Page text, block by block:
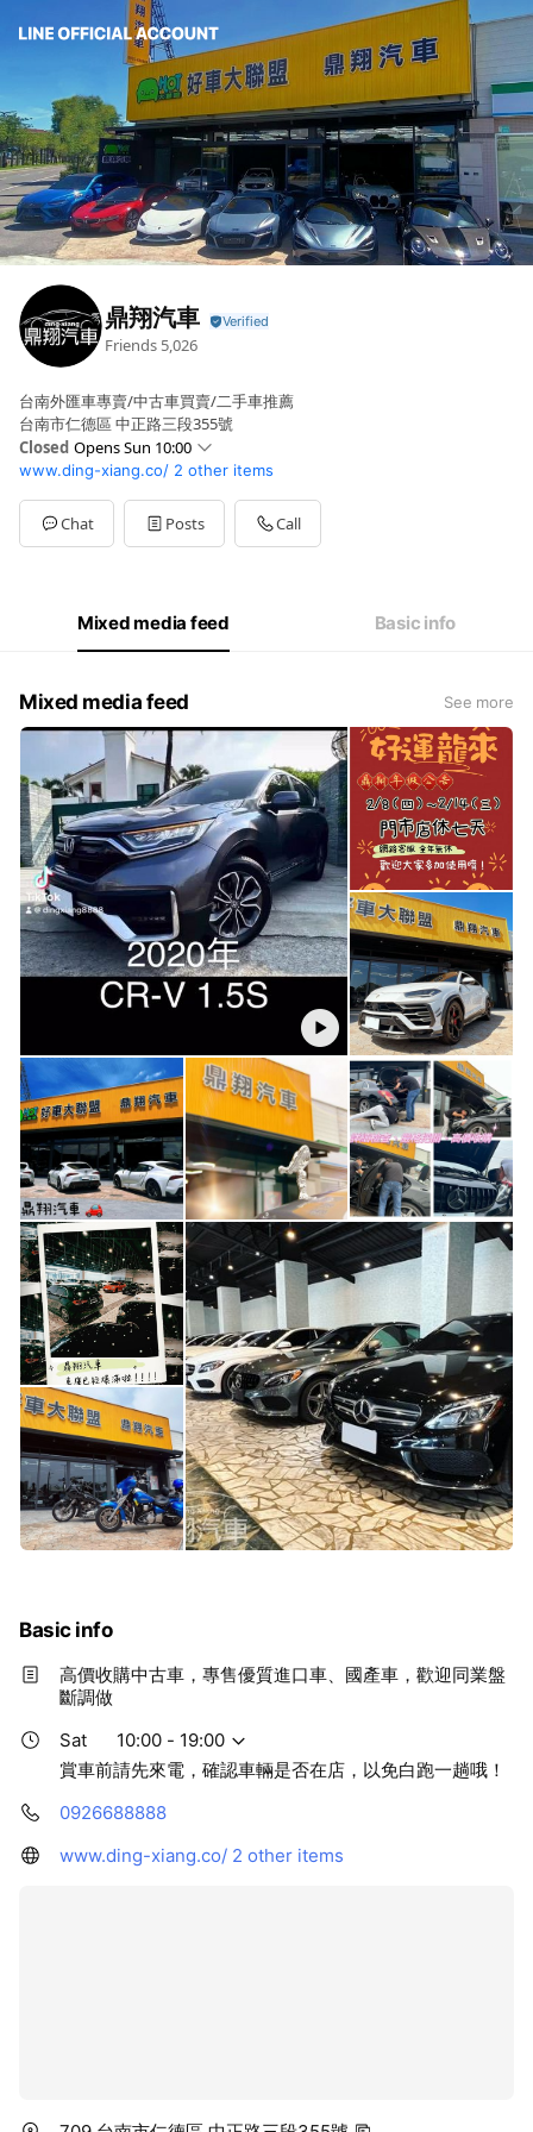
鼎翔汽車
Friends 5,026
台南外匯車專賣/中古車買賣/二手車推薦
台南市仁德區 中正路三段355號
Closed Opens Sun 10:00
Sun10:00 - 19:00
Mon09:21 - 19:00
Tue09:21 - 19:00
Wed09:21 - 19:00
10:00 - 19:00
賞車前請先來電，確認車輛是否在店，以免白跑一趟哦！
www.ding-xiang.co/ 2 other items
Chat Posts Call
Mixed media feed Basic info
Mixed media feed See more
Basic info
高價收購中古車，專售優質進口車、國產車，歡迎同業盤
斷調做
Sat
10:00 - 19:00
賞車前請先來電，確認車輛是否在店，以免白跑一趟哦！
0926688888
www.ding-xiang.co/ 2 other items